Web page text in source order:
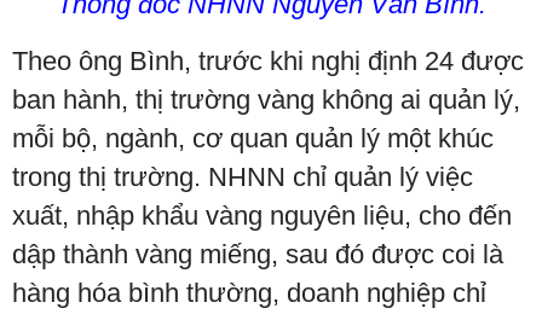
Theo ông Bình, trước khi nghị định 24 được
ban hành, thị trường vàng không ai quản lý,
mỗi bộ, ngành, cơ quan quản lý một khúc
trong thị trường. NHNN chỉ quản lý việc
xuất, nhập khẩu vàng nguyên liệu, cho đến
dập thành vàng miếng, sau đó được coi là
hàng hóa bình thường, doanh nghiệp chỉ